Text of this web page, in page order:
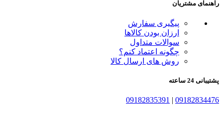
راهنمای مشتریان
پیگیری سفارش
ارزان بودن کالاها
سوالات متداول
چگونه اعتماد کنم؟
روش های ارسال کالا
پشتیبانی 24 ساعته
09182834476
|
09182835391